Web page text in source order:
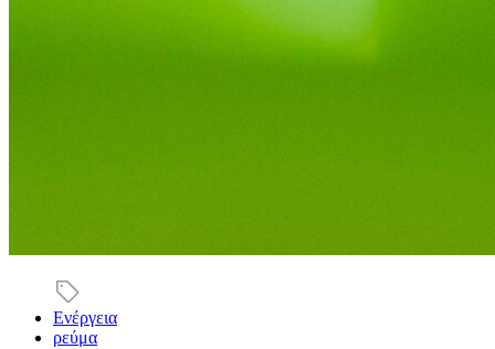
Ενέργεια
ρεύμα